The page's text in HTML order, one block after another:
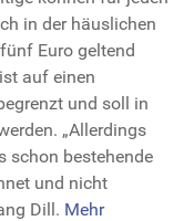
in der häuslichen
Euro geltend
auf einen
und soll in
„Allerdings
schon bestehende
und nicht
Dill. Mehr